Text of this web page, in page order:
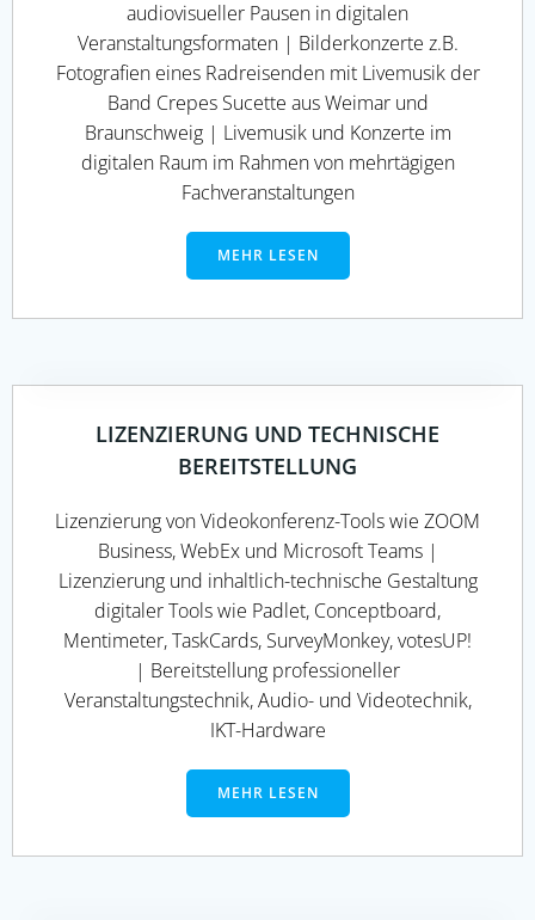
audiovisueller Pausen in digitalen
Veranstaltungsformaten | Bilderkonzerte z.B.
Fotografien eines Radreisenden mit Livemusik der
Band Crepes Sucette aus Weimar und
Braunschweig | Livemusik und Konzerte im
digitalen Raum im Rahmen von mehrtägigen
Fachveranstaltungen
MEHR LESEN
LIZENZIERUNG UND TECHNISCHE
BEREITSTELLUNG
Lizenzierung von Videokonferenz-Tools wie ZOOM
Business, WebEx und Microsoft Teams |
Lizenzierung und inhaltlich-technische Gestaltung
digitaler Tools wie Padlet, Conceptboard,
Mentimeter, TaskCards, SurveyMonkey, votesUP!
| Bereitstellung professioneller
Veranstaltungstechnik, Audio- und Videotechnik,
IKT-Hardware
MEHR LESEN